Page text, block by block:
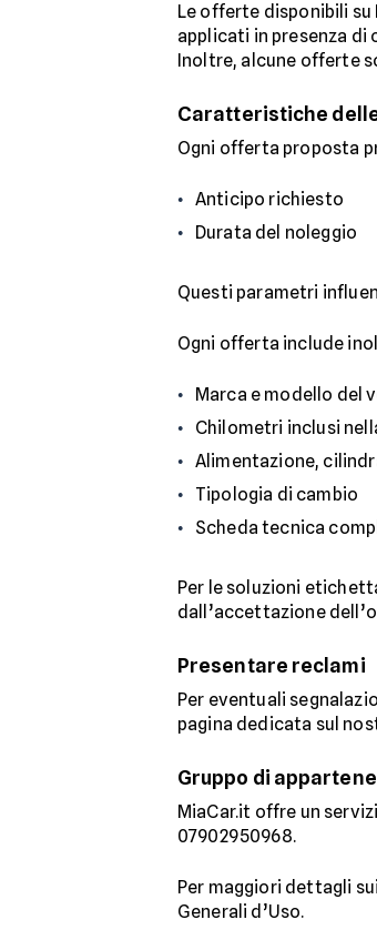
Le offerte disponibili
applicati in presenza
Inoltre, alcune offerte
Caratteristiche
Ogni offerta proposta
Anticipo richiesto
Durata del noleggio
Questi parametri
Ogni offerta include
Marca e modello del
Chilometri inclusi
Alimentazione,
Tipologia di cambio
Scheda tecnica
Per le soluzioni
dall’accettazione
Presentare reclami
Per eventuali
pagina dedicata sul
Gruppo di
MiaCar.it offre un
07902950968.
Per maggiori dettagli
Generali d’Uso.